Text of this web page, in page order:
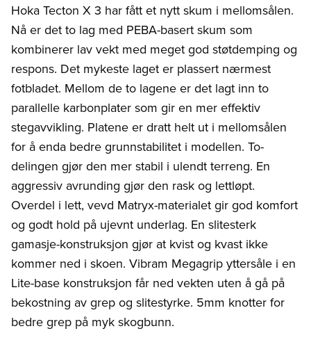
Hoka Tecton X 3 har fått et nytt skum i mellomsålen.
Nå er det to lag med PEBA-basert skum som
kombinerer lav vekt med meget god støtdemping og
respons. Det mykeste laget er plassert nærmest
fotbladet. Mellom de to lagene er det lagt inn to
parallelle karbonplater som gir en mer effektiv
stegavvikling. Platene er dratt helt ut i mellomsålen
for å enda bedre grunnstabilitet i modellen. To-
delingen gjør den mer stabil i ulendt terreng. En
aggressiv avrunding gjør den rask og lettløpt.
Overdel i lett, vevd Matryx-materialet gir god komfort
og godt hold på ujevnt underlag. En slitesterk
gamasje-konstruksjon gjør at kvist og kvast ikke
kommer ned i skoen. Vibram Megagrip yttersåle i en
Lite-base konstruksjon får ned vekten uten å gå på
bekostning av grep og slitestyrke. 5mm knotter for
bedre grep på myk skogbunn.